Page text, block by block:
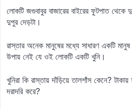
লোকটি জগুবাবুর বাজারের বাইরের ফুটপাত থেকে
দুপুর দেড়টা।
রাস্তার অনেক মানুষের মধ্যে সাধারণ একটি
উপায় নেই যে ওই লোকটি একটি খুনি।
খুনিরা কি রাস্তায় দাঁড়িয়ে তালশাঁস কেনে?
দরাদরি করে?
Remember me